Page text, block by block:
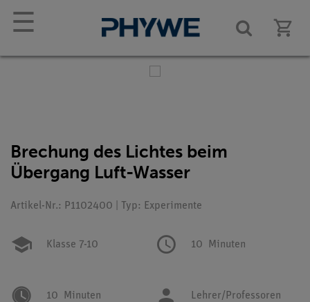
☰
Brechung des Lichtes beim
Übergang Luft-Wasser
Artikel-Nr.: P1102400 | Typ: Experimente
Klasse 7-10 10 Minuten
10 Minuten Lehrer/Professoren